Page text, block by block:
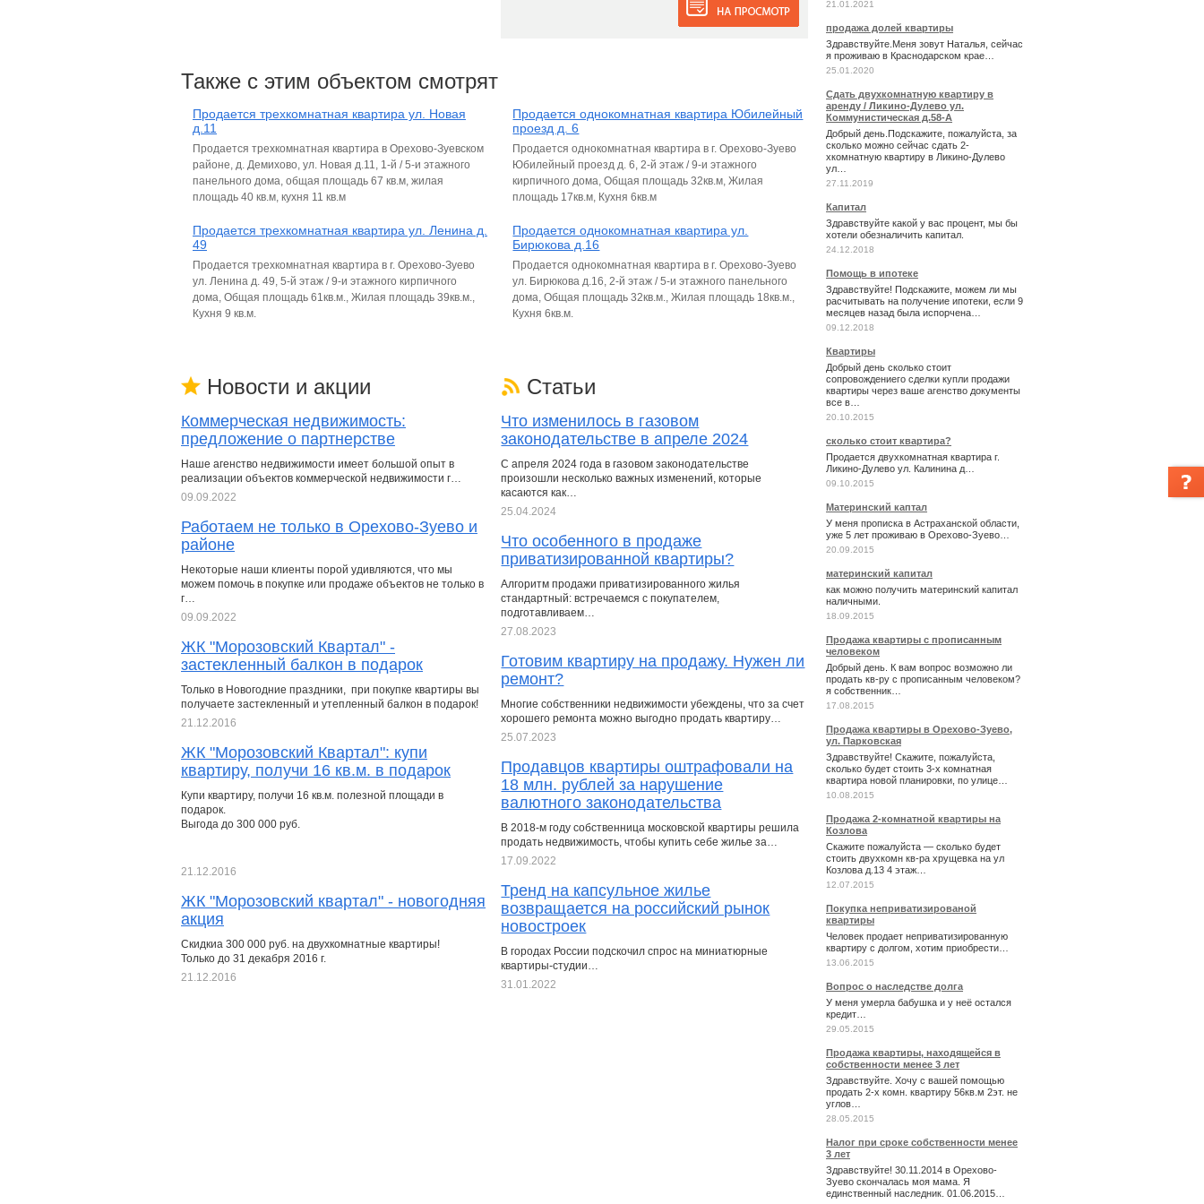
Также с этим объектом смотрят
Продается трехкомнатная квартира ул. Новая
д.11
Продается трехкомнатная квартира в Орехово-Зуевском
районе, д. Демихово, ул. Новая д.11, 1-й / 5-и этажного
панельного дома, общая площадь 67 кв.м, жилая
площадь 40 кв.м, кухня 11 кв.м
Продается однокомнатная квартира Юбилейный
проезд д. 6
Продается однокомнатная квартира в г. Орехово-Зуево
Юбилейный проезд д. 6, 2-й этаж / 9-и этажного
кирпичного дома, Общая площадь 32кв.м, Жилая
площадь 17кв.м, Кухня 6кв.м
Продается трехкомнатная квартира ул. Ленина д.
49
Продается трехкомнатная квартира в г. Орехово-Зуево
ул. Ленина д. 49, 5-й этаж / 9-и этажного кирпичного
дома, Общая площадь 61кв.м., Жилая площадь 39кв.м.,
Кухня 9 кв.м.
Продается однокомнатная квартира ул.
Бирюкова д.16
Продается однокомнатная квартира в г. Орехово-Зуево
ул. Бирюкова д.16, 2-й этаж / 5-и этажного панельного
дома, Общая площадь 32кв.м., Жилая площадь 18кв.м.,
Кухня 6кв.м.
Новости и акции
Коммерческая недвижимость:
предложение о партнерстве
Наше агенство недвижимости имеет большой опыт в
реализации объектов коммерческой недвижимости г…
09.09.2022
Работаем не только в Орехово-Зуево и
районе
Некоторые наши клиенты порой удивляются, что мы
можем помочь в покупке или продаже объектов не только в
г…
09.09.2022
ЖК "Морозовский Квартал" -
застекленный балкон в подарок
Только в Новогодние праздники, при покупке квартиры вы
получаете застекленный и утепленный балкон в подарок!
21.12.2016
ЖК "Морозовский Квартал": купи
квартиру, получи 16 кв.м. в подарок
Купи квартиру, получи 16 кв.м. полезной площади в
подарок.
Выгода до 300 000 руб.
21.12.2016
ЖК "Морозовский квартал" - новогодняя
акция
Скидкиа 300 000 руб. на двухкомнатные квартиры!
Только до 31 декабря 2016 г.
21.12.2016
Статьи
Что изменилось в газовом
законодательстве в апреле 2024
С апреля 2024 года в газовом законодательстве
произошли несколько важных изменений, которые
касаются как…
25.04.2024
Что особенного в продаже
приватизированной квартиры?
Алгоритм продажи приватизированного жилья
стандартный: встречаемся с покупателем,
подготавливаем…
27.08.2023
Готовим квартиру на продажу. Нужен ли
ремонт?
Многие собственники недвижимости убеждены, что за счет
хорошего ремонта можно выгодно продать квартиру…
25.07.2023
Продавцов квартиры оштрафовали на
18 млн. рублей за нарушение
валютного законодательства
В 2018-м году собственница московской квартиры решила
продать недвижимость, чтобы купить себе жилье за…
17.09.2022
Тренд на капсульное жилье
возвращается на российский рынок
новостроек
В городах России подскочил спрос на миниатюрные
квартиры-студии…
31.01.2022
21.01.2021
продажа долей квартиры
Здравствуйте.Меня зовут Наталья, сейчас
я проживаю в Краснодарском крае…
25.01.2020
Сдать двухкомнатную квартиру в
аренду / Ликино-Дулево ул.
Коммунистическая д.58-А
Добрый день.Подскажите, пожалуйста, за
сколько можно сейчас сдать 2-
хкомнатную квартиру в Ликино-Дулево
ул…
27.11.2019
Капитал
Здравствуйте какой у вас процент, мы бы
хотели обезналичить капитал.
24.12.2018
Помощь в ипотеке
Здравствуйте! Подскажите, можем ли мы
расчитывать на получение ипотеки, если 9
месяцев назад была испорчена…
09.12.2018
Квартиры
Добрый день сколько стоит
сопровождениего сделки купли продажи
квартиры через ваше агенство документы
все в…
20.10.2015
сколько стоит квартира?
Продается двухкомнатная квартира г.
Ликино-Дулево ул. Калинина д…
09.10.2015
Материнский каптал
У меня прописка в Астраханской области,
уже 5 лет проживаю в Орехово-Зуево…
20.09.2015
материнский капитал
как можно получить материнский капитал
наличными.
18.09.2015
Продажа квартиры с прописанным
человеком
Добрый день. К вам вопрос возможно ли
продать кв-ру с прописанным человеком?
я собственник…
17.08.2015
Продажа квартиры в Орехово-Зуево,
ул. Парковская
Здравствуйте! Скажите, пожалуйста,
сколько будет стоить 3-х комнатная
квартира новой планировки, по улице…
10.08.2015
Продажа 2-комнатной квартиры на
Козлова
Скажите пожалуйста — сколько будет
стоить двухкомн кв-ра хрущевка на ул
Козлова д.13 4 этаж…
12.07.2015
Покупка неприватизированой
квартиры
Человек продает неприватизированную
квартиру с долгом, хотим приобрести…
13.06.2015
Вопрос о наследстве долга
У меня умерла бабушка и у неё остался
кредит…
29.05.2015
Продажа квартиры, находящейся в
собственности менее 3 лет
Здравствуйте. Хочу с вашей помощью
продать 2-х комн. квартиру 56кв.м 2эт. не
углов…
28.05.2015
Налог при сроке собственности менее
3 лет
Здравствуйте! 30.11.2014 в Орехово-
Зуево скончалась моя мама. Я
единственный наследник. 01.06.2015…